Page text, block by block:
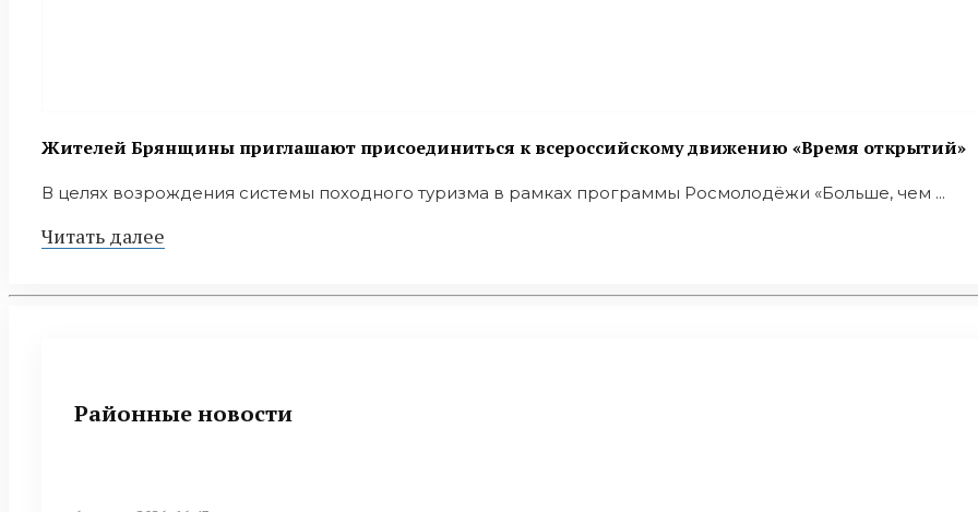
Жителей Брянщины приглашают присоединиться к всероссийскому движению «Время открытий»
В целях возрождения системы походного туризма в рамках программы Росмолодёжи «Больше, чем ...
Читать далее
Районные новости